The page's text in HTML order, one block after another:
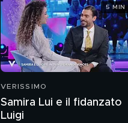
VERISSIMO
Samira Lui e il fidanzato
Luigi
5 MIN